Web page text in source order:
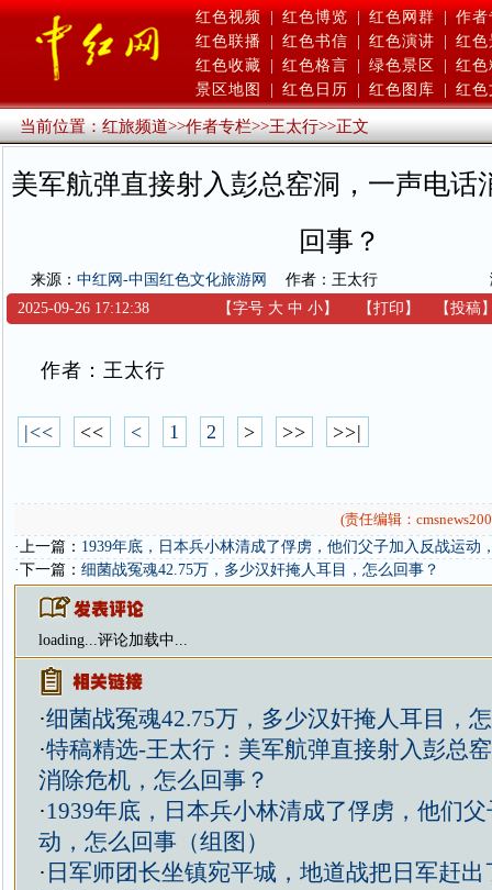
红色视频 | 红色博览 | 红色网群 | 作者
红色联播
红色书信 红色演讲
红色
红色收藏
红色格言 绿色景区
红色
景区地图
红色日历 红色图库 红色
当前位置：红旅频道>>作者专栏>>王太行>>正文
美军航弹直接射入彭总窑洞，一声电话
回事？
来源： 中红网-中国红色文化旅游网 作者：王太行
2025-09-26 17:12:38
【字号 大 中 小】 【打印 】 【投稿
作者：王太行
|<< << < 1 2 > >> >>|
(责任编辑：
·上一篇： 1939年底，日本兵小林清成了俘虏，他们父子加入反战运动
·下一篇： 细菌战冤魂42.75万，多少汉奸掩人耳目，怎么回事？
loading...评论加载中...
·细菌战冤魂42.75万，多少汉奸掩人耳目，
·特稿精选-王太行：美军航弹直接射入彭总
消除危机，怎么回事？
·1939年底，日本兵小林清成了俘虏，他们
动，怎么回事（组图）
· 日军师团长坐镇宛平城，地道战把日军赶